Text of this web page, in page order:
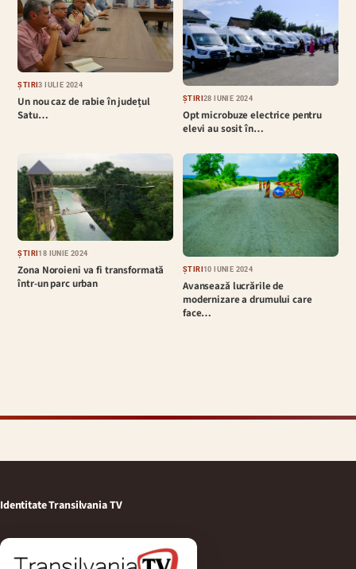
ȘTIRI3 IULIE 2024
Un nou caz de rabie în județul
Satu…
ȘTIRI28 IUNIE 2024
Opt microbuze electrice pentru
elevi au sosit în…
ȘTIRI18 IUNIE 2024
Zona Noroieni va fi transformată
într-un parc urban
ȘTIRI10 IUNIE 2024
Avansează lucrările de
modernizare a drumului care
face…
Identitate Transilvania TV